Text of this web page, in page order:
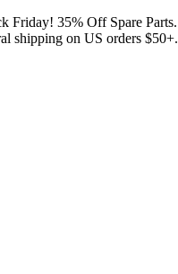
Friday! 35% Off Spare Parts.
shipping on US orders $50+.